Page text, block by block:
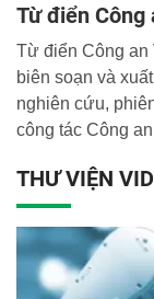
Từ điển Công
Từ điển Công an
biên soạn và
nghiên cứu,
công tác Công
hiệu quả ngôn
trong công tác
THƯ VIỆN